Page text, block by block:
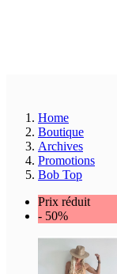
Home
Boutique
Archives
Promotions
Bob Top
Prix réduit
- 50%